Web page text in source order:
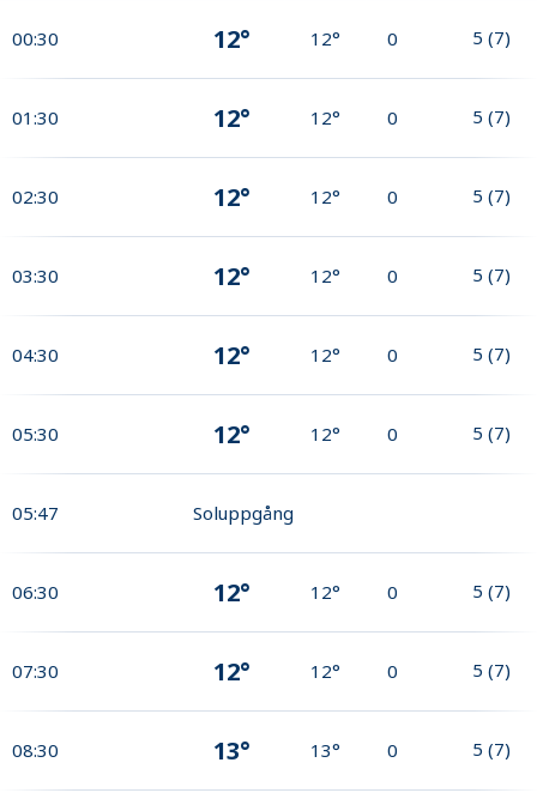
00:30 12° 12° 0 5 (7)
01:30 12° 12° 0 5 (7)
02:30 12° 12° 0 5 (7)
03:30 12° 12° 0 5 (7)
04:30 12° 12° 0 5 (7)
05:30 12° 12° 0 5 (7)
05:47 Soluppgång
06:30 12° 12° 0 5 (7)
07:30 12° 12° 0 5 (7)
08:30 13° 13° 0 5 (7)